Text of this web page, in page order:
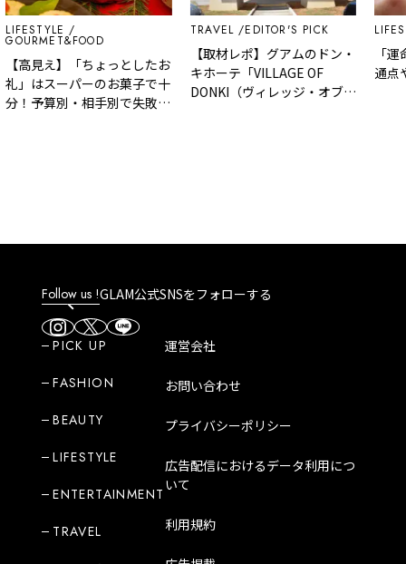
LIFESTYLE
GOURMET&FOOD
【高見え】「ちょっとしたお
礼」はスーパーのお菓子で十
分！予算別・相手別で失敗し
TRAVEL EDITOR'S PICK
【取材レポ】グアムのドン・
キホーテ「VILLAGE OF
DONKI（ヴィレッジ・オブ・
「運
通点
Follow us !GLAM公式SNSをフォローする
PICK UP
FASHION
BEAUTY
LIFESTYLE
ENTERTAINMENT
TRAVEL
運営会社
お問い合わせ
プライバシーポリシー
広告配信におけるデータ利用につ
いて
利用規約